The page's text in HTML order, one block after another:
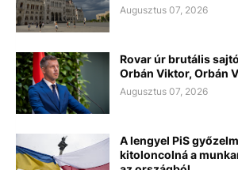
Augusztus 07, 2026
Rovar úr brutális
Orbán Viktor, Orbán
Augusztus 07, 2026
A lengyel PiS
kitoloncolná a